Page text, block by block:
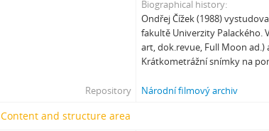
Biographical history
Ondřej Čížek (1988)
fakultě Univerzity Palackého.
art, dok.revue, Full Moon
Krátkometrážní snímky na
Repository Národní filmový archiv
Content and structure area